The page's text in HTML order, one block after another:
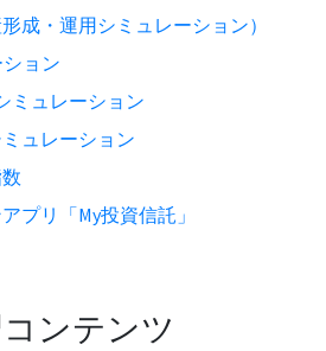
成・運用シミュレーション）
ョン
ミュレーション
ュレーション
プリ「My投資信託」
ンテンツ